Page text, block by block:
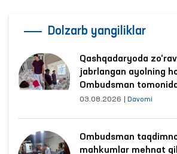
Dolzarb yangiliklar
Qashqadaryoda
jabrlangan ayolning
Ombudsman
03.08.2026 Davomi
Ombudsman
mahkumlar mehnat